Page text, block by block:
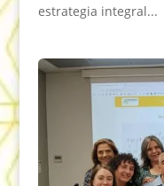
estrategia integral...